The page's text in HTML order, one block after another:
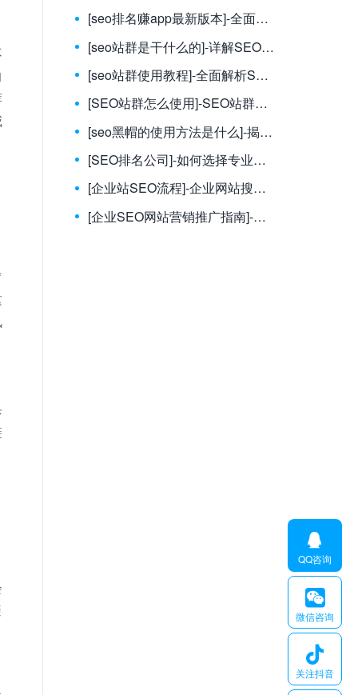
[seo排名赚app最新版本]-全面解析seo排名赚app最新版本及使用技巧
[seo站群是干什么的]-详解SEO站群的作用与实操指南
[seo站群使用教程]-全面解析SEO站群使用教程，助你快速提升网站排名
[SEO站群怎么使用]-SEO站群实战指南：教你高效运用提升网站排名
[seo黑帽的使用方法是什么]-揭秘SEO黑帽技巧及其风险详解
[SEO排名公司]-如何选择专业的SEO排名公司提升网站流量和转化率？
[企业站SEO流程]-企业网站搜索引擎优化全流程实战指南：从策略到执行的七步法
[企业SEO网站营销推广指南]-企业如何通过SEO网站营销推广实现低成本获客与品牌增长

QQ咨询

微信咨询

关注抖音